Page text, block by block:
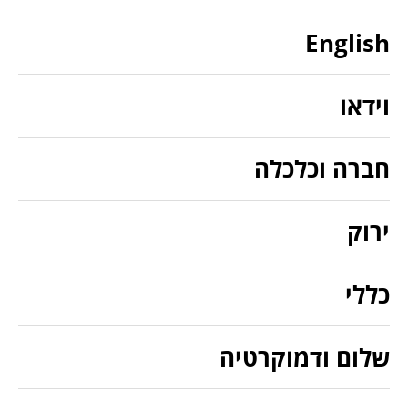
English
וידאו
חברה וכלכלה
ירוק
כללי
שלום ודמוקרטיה